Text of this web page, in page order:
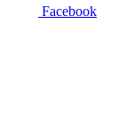
Facebook